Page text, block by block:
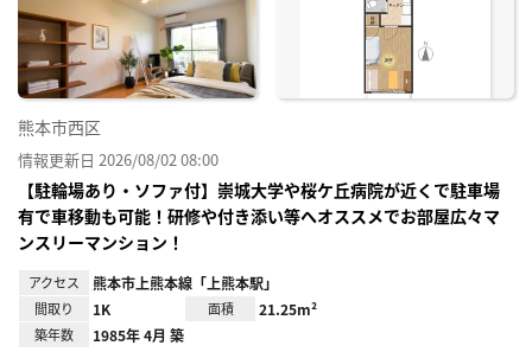
熊本市西区
情報更新日 2026/08/02 08:00
【駐輪場あり・ソファ付】崇城大学や桜ケ丘病院が近くで駐車場
有で車移動も可能！研修や付き添い等へオススメでお部屋広々マ
ンスリーマンション！
アクセス 熊本市上熊本線「上熊本駅」
間取り 1K 面積 21.25m²
築年数 1985年 4月 築